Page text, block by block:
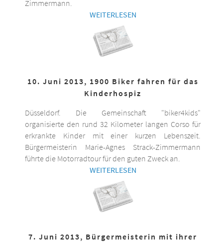
Zimmermann.
WEITERLESEN
10. Juni 2013, 1900 Biker fahren für das
Kinderhospiz
Düsseldorf. Die Gemeinschaft "biker4kids"
organisierte den rund 32 Kilometer langen Corso für
erkrankte Kinder mit einer kurzen Lebenszeit.
Bürgermeisterin Marie-Agnes Strack-Zimmermann
führte die Motorradtour für den guten Zweck an.
WEITERLESEN
7. Juni 2013, Bürgermeisterin mit ihrer